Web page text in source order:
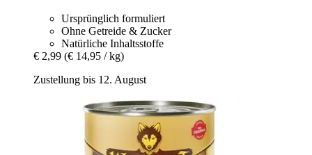
Ursprünglich formuliert
Ohne Getreide & Zucker
Natürliche Inhaltsstoffe
€ 2,99 (€ 14,95 / kg)
Zustellung bis 12. August